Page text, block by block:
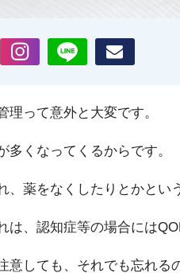
理って意外と大変です。
多くなってくるからです。
、薬をなくしたりとかとい
は、認知症等の場合には
意しても、それでも忘れる